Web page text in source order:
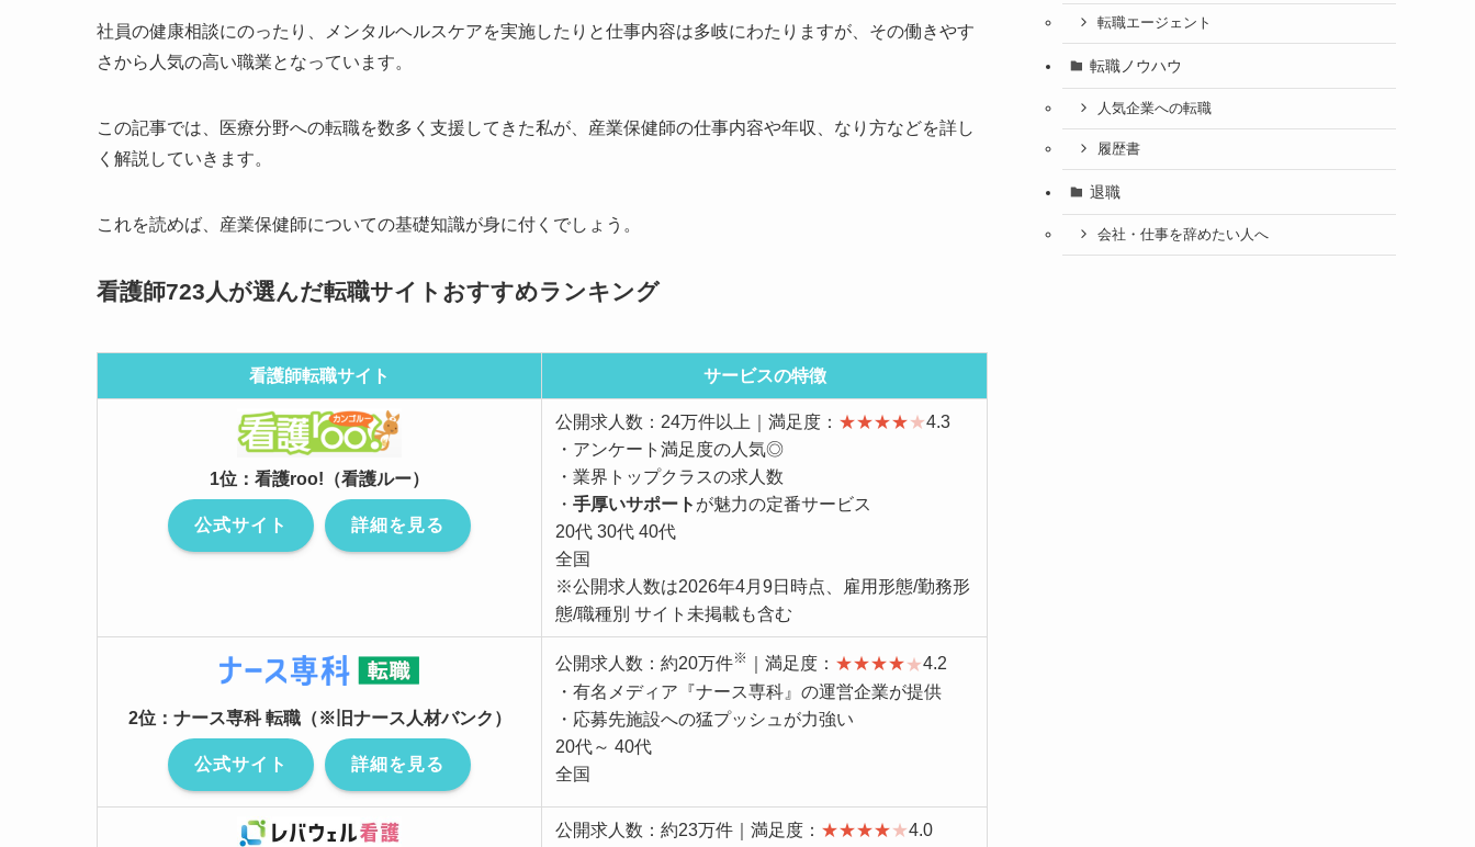
社員の健康相談にのったり、メンタルヘルスケアを実施したりと仕事内容は多岐にわたりますが、その働きやす
さから人気の高い職業となっています。
この記事では、医療分野への転職を数多く支援してきた私が、産業保健師の仕事内容や年収、なり方などを詳し
く解説していきます。
これを読めば、産業保健師についての基礎知識が身に付くでしょう。
看護師723人が選んだ転職サイトおすすめランキング
看護師転職サイト サービスの特徴
1位：看護roo!（看護ルー）
公式サイト 詳細を見る
公開求人数：24万件以上｜満足度： ★★★★★4.3
・アンケート満足度の人気◎
・業界トップクラスの求人数
・ 手厚いサポート が魅力の定番サービス
20代 30代 40代
全国
※公開求人数は2026年4月9日時点、雇用形態/勤務形
態/職種別 サイト未掲載も含む
2位：ナース専科 転職（※旧ナース人材バンク）
公式サイト 詳細を見る
公開求人数：約20万件※ ｜満足度： ★★★★★4.2
・有名メディア『ナース専科』の運営企業が提供
・応募先施設への猛プッシュが力強い
20代～ 40代
全国
公開求人数：約23万件｜満足度： ★★★★★4.0
転職エージェント
転職ノウハウ
人気企業への転職
履歴書
退職
会社・仕事を辞めたい人へ